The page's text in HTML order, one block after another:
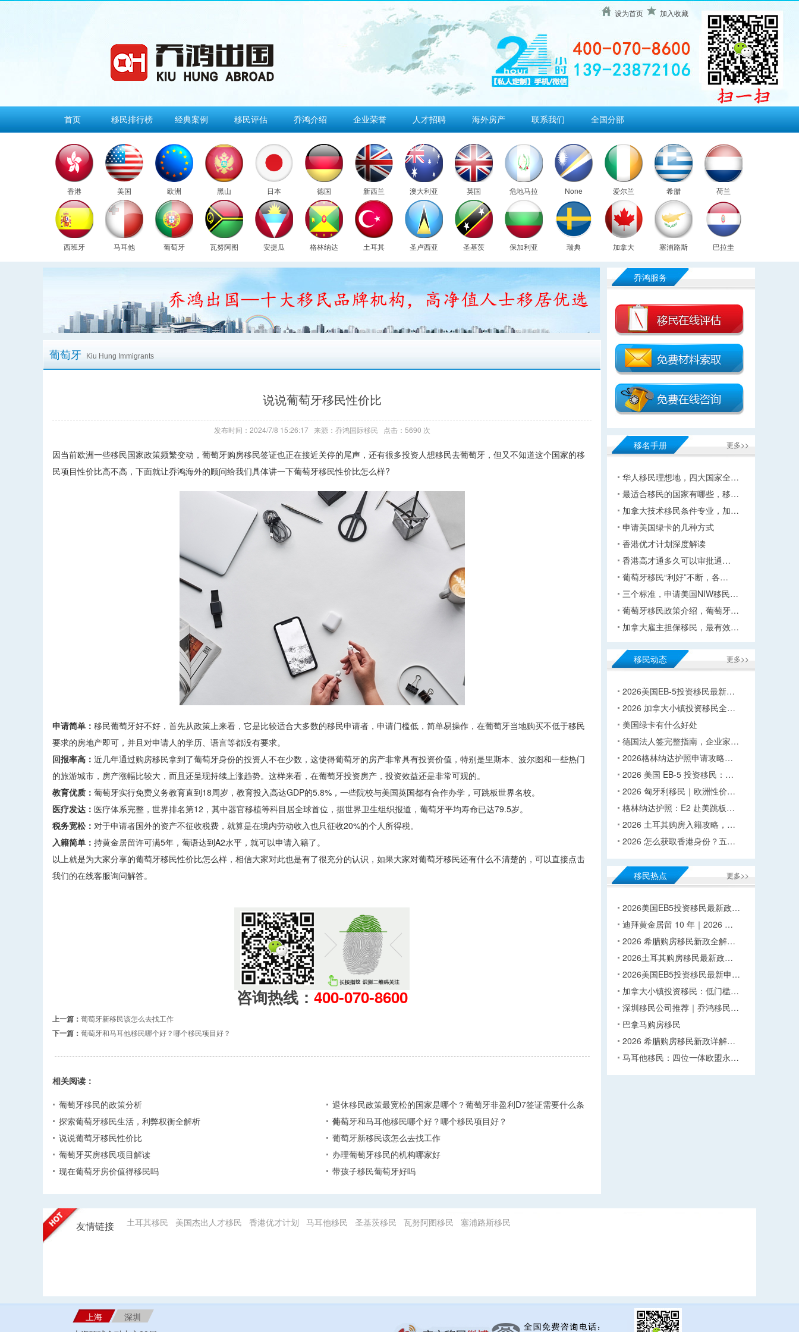
设为首页 加入收藏
首页 移民排行榜 经典案例 移民评估 乔鸿介绍 企业荣誉 人才招聘 海外房产 联系我们 全国分部
香港 美国 欧洲 黑山 日本 德国 新西兰 澳大利亚 英国 危地马拉 None 爱尔兰 希腊 荷兰
西班牙 马耳他 葡萄牙 瓦努阿图 安提瓜 格林纳达 土耳其 圣卢西亚 圣基茨 保加利亚 瑞典 加拿大 塞浦路斯 巴拉圭
葡萄牙 Kiu Hung Immigrants
说说葡萄牙移民性价比
发布时间：2024/7/8 15:26:17 来源：乔鸿国际移民 点击：5690 次
因当前欧洲一些移民国家政策频繁变动，葡萄牙购房移民签证也正在接近关停的尾声，还有很多投资人想移民去葡萄牙，但又不知道这个国家的移
民项目性价比高不高，下面就让乔鸿海外的顾问给我们具体讲一下葡萄牙移民性价比怎么样?
申请简单： 移民葡萄牙好不好，首先从政策上来看，它是比较适合大多数的移民申请者，申请门槛低，简单易操作，在葡萄牙当地购买不低于移民
要求的房地产即可，并且对申请人的学历、语言等都没有要求。
回报率高： 近几年通过购房移民拿到了葡萄牙身份的投资人不在少数，这使得葡萄牙的房产非常具有投资价值，特别是里斯本、波尔图和一些热门
的旅游城市，房产涨幅比较大，而且还呈现持续上涨趋势。这样来看，在葡萄牙投资房产，投资效益还是非常可观的。
教育优质： 葡萄牙实行免费义务教育直到18周岁，教育投入高达GDP的5.8%，一些院校与美国英国都有合作办学，可跳板世界名校。
医疗发达： 医疗体系完整，世界排名第12，其中器官移植等科目居全球首位，据世界卫生组织报道，葡萄牙平均寿命已达79.5岁。
税务宽松： 对于申请者国外的资产不征收税费，就算是在境内劳动收入也只征收20%的个人所得税。
入籍简单： 持黄金居留许可满5年，葡语达到A2水平，就可以申请入籍了。
以上就是为大家分享的葡萄牙移民性价比怎么样，相信大家对此也是有了很充分的认识，如果大家对葡萄牙移民还有什么不清楚的，可以直接点击
我们的在线客服询问解答。
咨询热线： 400-070-8600
上一篇： 葡萄牙新移民该怎么去找工作
下一篇： 葡萄牙和马耳他移民哪个好？哪个移民项目好？
相关阅读：
葡萄牙移民的政策分析
退休移民政策最宽松的国家是哪个？葡萄牙非盈利D7签证需要什么条
件…
探索葡萄牙移民生活，利弊权衡全解析
葡萄牙和马耳他移民哪个好？哪个移民项目好？
说说葡萄牙移民性价比
葡萄牙新移民该怎么去找工作
葡萄牙买房移民项目解读
办理葡萄牙移民的机构哪家好
现在葡萄牙房价值得移民吗
带孩子移民葡萄牙好吗
乔鸿服务
更多>>
移名手册
华人移民理想地，四大国家全…
最适合移民的国家有哪些，移…
加拿大技术移民条件专业，加…
申请美国绿卡的几种方式
香港优才计划深度解读
香港高才通多久可以审批通…
葡萄牙移民“利好”不断，各…
三个标准，申请美国NIW移民…
葡萄牙移民政策介绍，葡萄牙…
加拿大雇主担保移民，最有效…
更多>>
移民动态
2026美国EB-5投资移民最新…
2026 加拿大小镇投资移民全…
美国绿卡有什么好处
德国法人签完整指南，企业家…
2026格林纳达护照申请攻略…
2026 美国 EB-5 投资移民：…
2026 匈牙利移民｜欧洲性价…
格林纳达护照：E2 赴美跳板…
2026 土耳其购房入籍攻略，…
2026 怎么获取香港身份？五…
更多>>
移民热点
2026美国EB5投资移民最新政…
迪拜黄金居留 10 年｜2026 …
2026 希腊购房移民新政全解…
2026土耳其购房移民最新政…
2026美国EB5投资移民最新申…
加拿大小镇投资移民：低门槛…
深圳移民公司推荐｜乔鸿移民…
巴拿马购房移民
2026 希腊购房移民新政详解…
马耳他移民：四位一体欧盟永…
友情链接 土耳其移民 美国杰出人才移民 香港优才计划 马耳他移民 圣基茨移民 瓦努阿图移民 塞浦路斯移民
上海
深圳